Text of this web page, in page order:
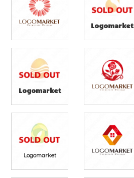
Logomarket
Logomarket
Logomarket